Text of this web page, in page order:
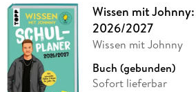
Wissen mit
2026/2027
Wissen mit Johnny
Buch (gebunden)
Sofort lieferbar